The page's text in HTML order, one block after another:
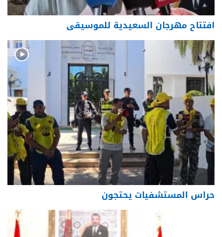
افتتاح مهرجان السعيدية للموسيقى
حراس المستشفيات يحتجون